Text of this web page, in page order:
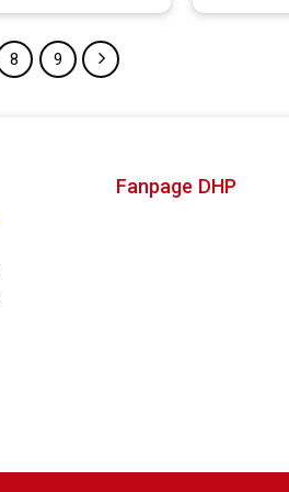
Yêu thích
8 9
Fanpage DHP